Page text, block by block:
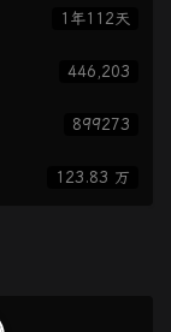
1年112天
446,203
899273
123.83 万